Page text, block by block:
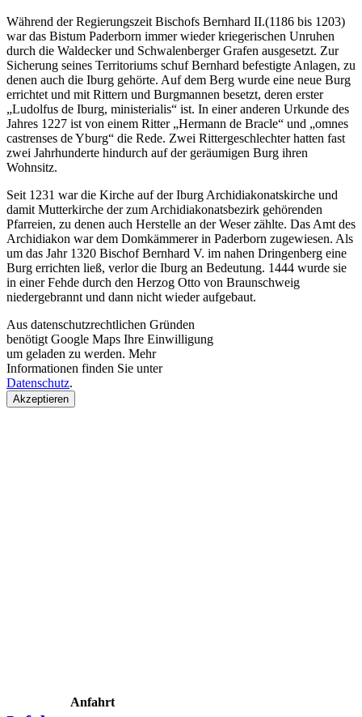
Während der Regierungszeit Bischofs Bernhard II.(1186 bis 1203)
war das Bistum Paderborn immer wieder kriegerischen Unruhen
durch die Waldecker und Schwalenberger Grafen ausgesetzt. Zur
Sicherung seines Territoriums schuf Bernhard befestigte Anlagen, zu
denen auch die Iburg gehörte. Auf dem Berg wurde eine neue Burg
errichtet und mit Rittern und Burgmannen besetzt, deren erster
„Ludolfus de Iburg, ministerialis“ ist. In einer anderen Urkunde des
Jahres 1227 ist von einem Ritter „Hermann de Bracle“ und „omnes
castrenses de Yburg“ die Rede. Zwei Rittergeschlechter hatten fast
zwei Jahrhunderte hindurch auf der geräumigen Burg ihren
Wohnsitz.
Seit 1231 war die Kirche auf der Iburg Archidiakonatskirche und
damit Mutterkirche der zum Archidiakonatsbezirk gehörenden
Pfarreien, zu denen auch Herstelle an der Weser zählte. Das Amt des
Archidiakon war dem Domkämmerer in Paderborn zugewiesen. Als
um das Jahr 1320 Bischof Bernhard V. im nahen Dringenberg eine
Burg errichten ließ, verlor die Iburg an Bedeutung. 1444 wurde sie
in einer Fehde durch den Herzog Otto von Braunschweig
niedergebrannt und dann nicht wieder aufgebaut.
Aus datenschutzrechtlichen Gründen
benötigt Google Maps Ihre Einwilligung
um geladen zu werden. Mehr
Informationen finden Sie unter
Datenschutz.
Akzeptieren
Anfahrt